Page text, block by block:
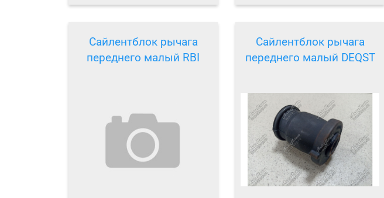
Сайлентблок рычага
переднего малый RBI
Сайлентблок рычага
переднего малый DEQST